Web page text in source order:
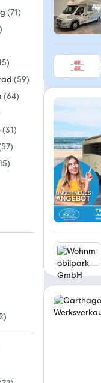
(71)
)
)
(59)
(64)
(31)
57)
)
)